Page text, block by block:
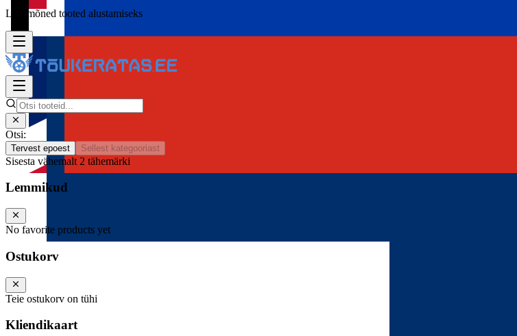
Lisa mõned tooted alustamiseks
Otsi:
Tervest epoest Sellest kategooriast
Sisesta vähemalt 2 tähemärki
Lemmikud
No favorite products yet
Ostukorv
Teie ostukorv on tühi
Kliendikaart